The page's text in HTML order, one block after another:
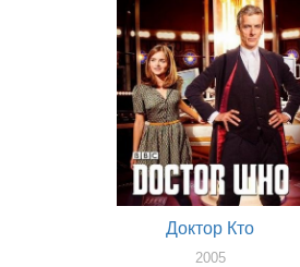
Доктор Кто
2005